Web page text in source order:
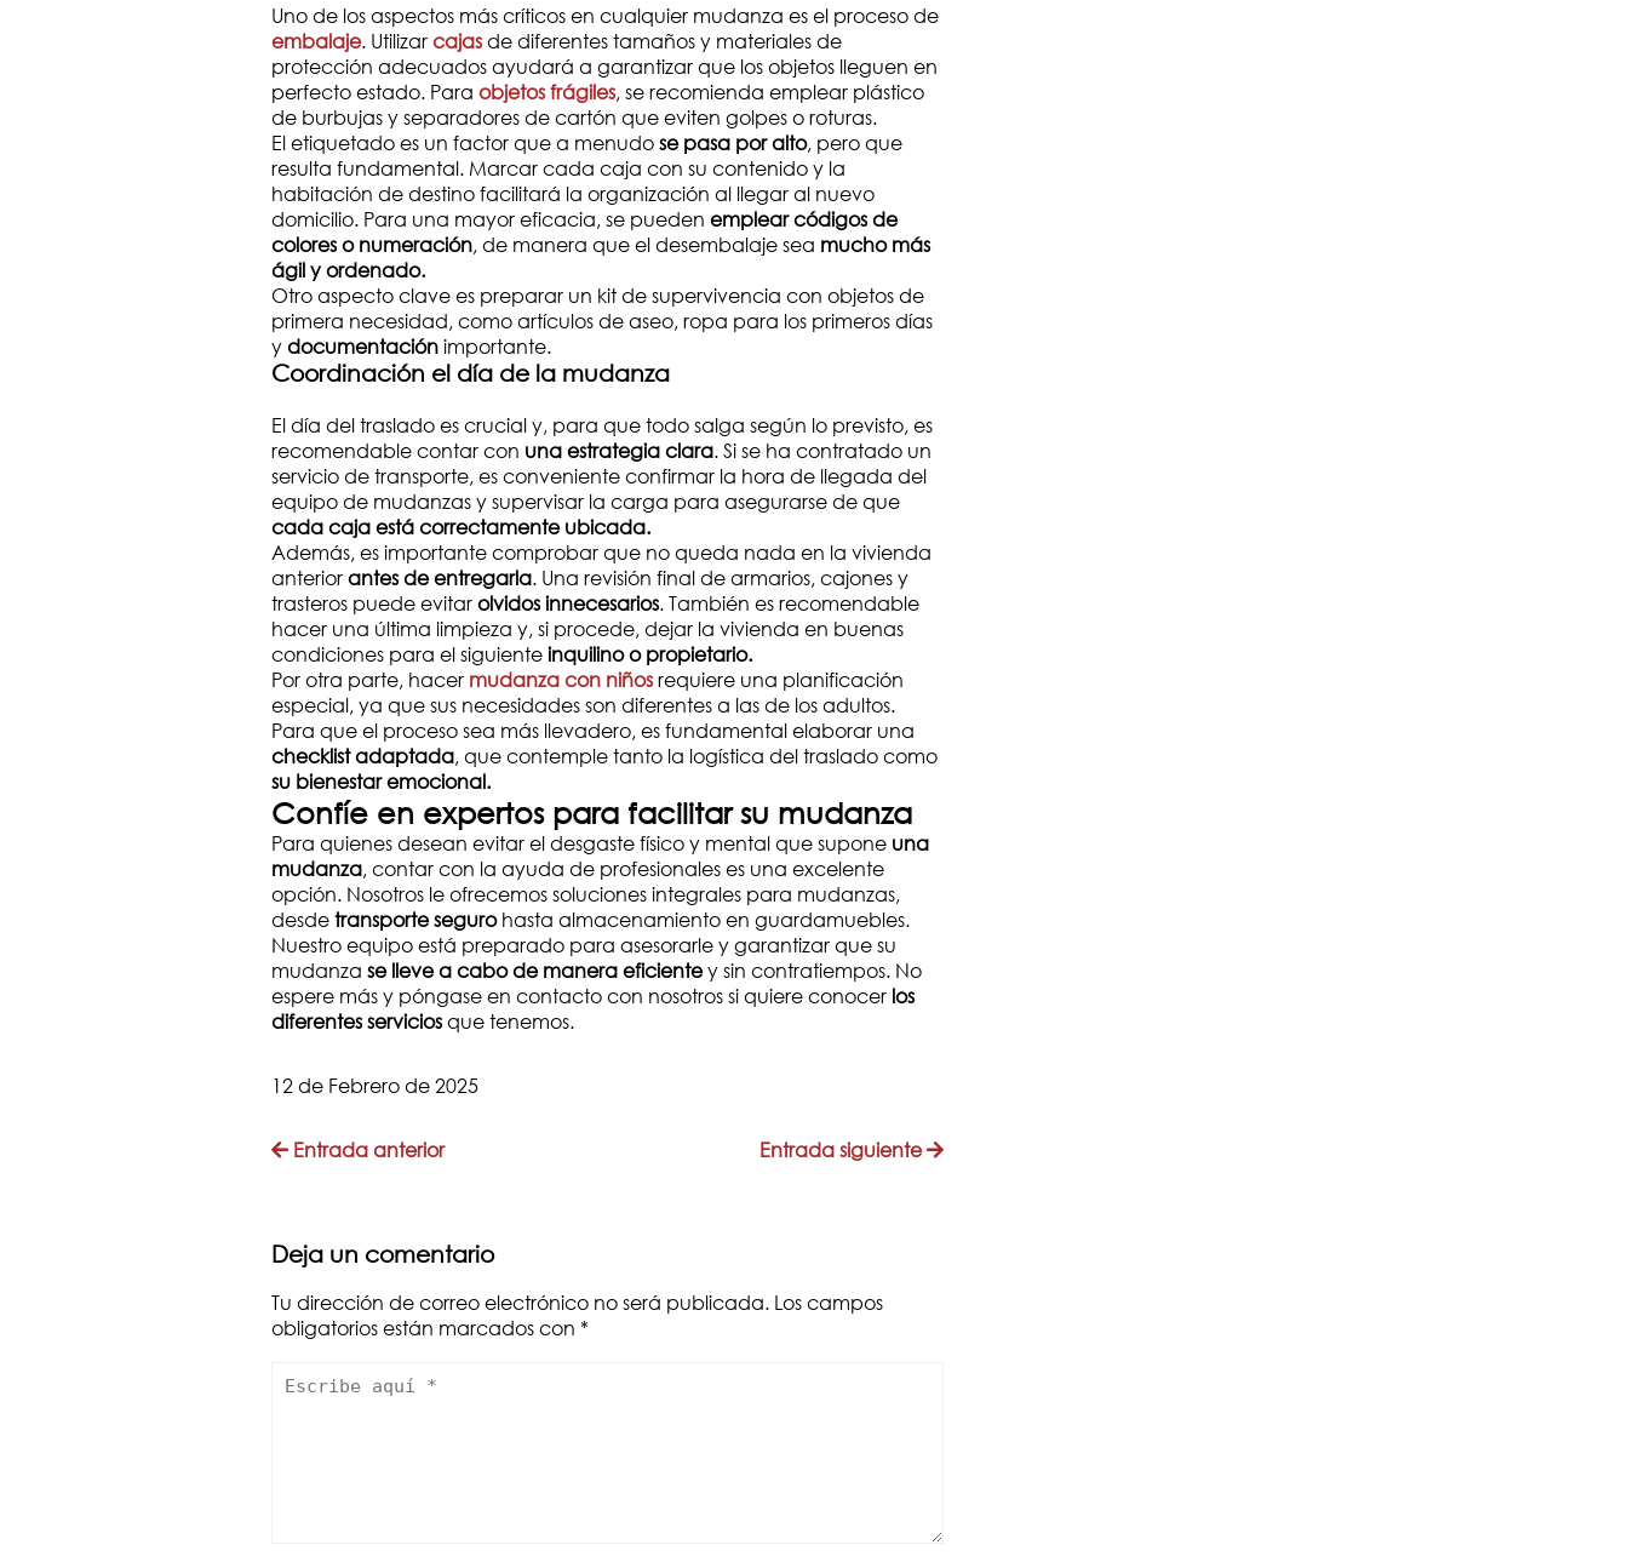
Uno de los aspectos más críticos en cualquier mudanza es el proceso de
embalaje. Utilizarcajasde diferentes tamaños y materiales de
protección adecuados ayudará a garantizar que los objetos lleguen en
perfecto estado. Para objetos frágiles, se recomienda emplear plástico
de burbujas y separadores de cartón que eviten golpes o roturas.
El etiquetado es un factor que a menudose pasa por alto, pero que
resulta fundamental. Marcar cada caja con su contenido y la
habitación de destino facilitará la organización al llegar al nuevo
domicilio. Para una mayor eficacia, se pueden emplear códigos de
colores o numeración, de manera que el desembalaje sea mucho más
ágil y ordenado.
Otro aspecto clave es preparar un kit de supervivencia con objetos de
primera necesidad, como artículos de aseo, ropa para los primeros días
ydocumentaciónimportante.
Coordinación el día de la mudanza
El día del traslado es crucial y, para que todo salga según lo previsto, es
recomendable contar con una estrategia clara. Si se ha contratado un
servicio de transporte, es conveniente confirmar la hora de llegada del
equipo de mudanzas y supervisar la carga para asegurarse de que
cada caja está correctamente ubicada.
Además, es importante comprobar que no queda nada en la vivienda
anteriorantes de entregarla. Una revisión final de armarios, cajones y
trasteros puede evitarolvidos innecesarios. También es recomendable
hacer una última limpieza y, si procede, dejar la vivienda en buenas
condiciones para el siguienteinquilino o propietario.
Por otra parte, hacer mudanza con niñosrequiere una planificación
especial, ya que sus necesidades son diferentes a las de los adultos.
Para que el proceso sea más llevadero, es fundamental elaborar una
checklist adaptada, que contemple tanto la logística del traslado como
su bienestar emocional.
Confíe en expertos para facilitar su mudanza
Para quienes desean evitar el desgaste físico y mental que supone una
mudanza, contar con la ayuda de profesionales es una excelente
opción. Nosotros le ofrecemos soluciones integrales para mudanzas,
desdetransporte segurohasta almacenamiento en guardamuebles.
Nuestro equipo está preparado para asesorarle y garantizar que su
mudanza se lleve a cabo de manera eficientey sin contratiempos. No
espere más y póngase en contacto con nosotros si quiere conocer los
diferentes serviciosque tenemos.
12 de Febrero de 2025
Entrada anterior Entrada siguiente
Deja un comentario
Tu dirección de correo electrónico no será publicada. Los campos
obligatorios están marcados con *